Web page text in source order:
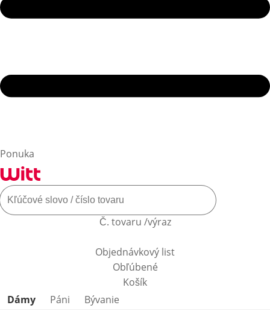
Ponuka
Č. tovaru /výraz
Objednávkový list
Obľúbené
Košík
Preskočiť kategórie produktov
Dámy Páni
Bývanie